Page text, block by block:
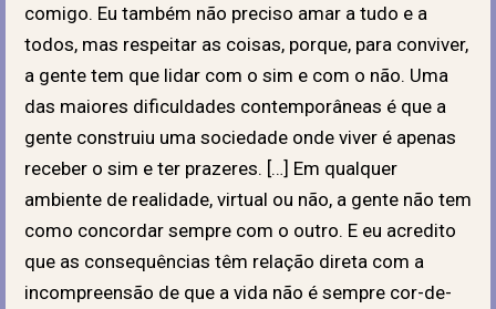
comigo. Eu também não preciso amar a tudo e a
todos, mas respeitar as coisas, porque, para conviver,
a gente tem que lidar com o sim e com o não. Uma
das maiores dificuldades contemporâneas é que a
gente construiu uma sociedade onde viver é apenas
receber o sim e ter prazeres. […] Em qualquer
ambiente de realidade, virtual ou não, a gente não tem
como concordar sempre com o outro. E eu acredito
que as consequências têm relação direta com a
incompreensão de que a vida não é sempre cor-de-